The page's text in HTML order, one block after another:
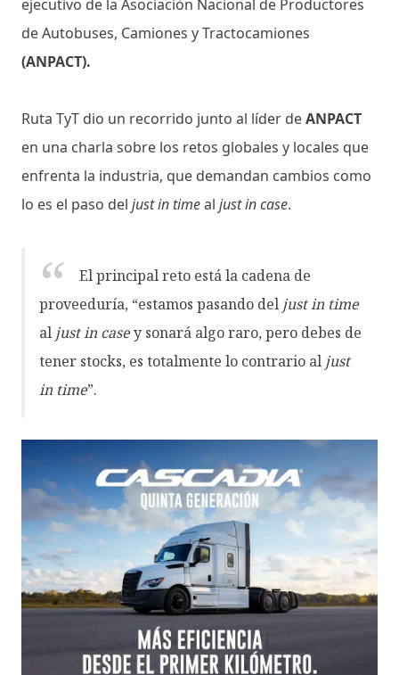
ejecutivo de la Asociación Nacional de Productores
de Autobuses, Camiones y Tractocamiones
(ANPACT).
Ruta TyT dio un recorrido junto al líder deANPACT
en una charla sobre los retos globales y locales que
enfrenta la industria, que demandan cambios como
lo es el paso del just in timeal just in case.
El principal reto está la cadena de
proveeduría, “estamos pasando del just in time
al just in casey sonará algo raro, pero debes de
tener stocks, es totalmente lo contrario al just
in time”.